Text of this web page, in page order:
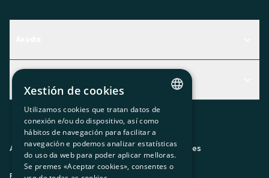
Descubre qué servicio te encaja mejor
Contacto
Actualidad
O recuncho da socia
Prensa
Trabaja con nosotros
Aviso legalPolítica de privacidadPolítica de cookies
CATALAN
SPANISH
GL
Xestión de cookies
Utilizamos cookies que tratan datos de
conexión e/ou do dispositivo, así como
hábitos de navegación para facilitar a
navegación e podemos analizar estatísticas
do uso da web para poder aplicar melloras.
Se premes «Aceptar cookies», consentes o